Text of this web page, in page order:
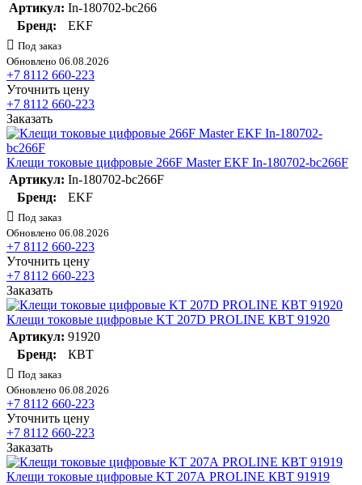
Артикул: In-180702-bc266
Бренд:
EKF
Под заказ
Обновлено 06.08.2026
+7 8112 660-223
Уточнить цену
+7 8112 660-223
Заказать
Клещи токовые цифровые 266F Master EKF In-180702-bc266F
Артикул: In-180702-bc266F
Бренд:
EKF
Под заказ
Обновлено 06.08.2026
+7 8112 660-223
Уточнить цену
+7 8112 660-223
Заказать
Клещи токовые цифровые KT 207D PROLINE КВТ 91920
Артикул: 91920
Бренд:
КВТ
Под заказ
Обновлено 06.08.2026
+7 8112 660-223
Уточнить цену
+7 8112 660-223
Заказать
Клещи токовые цифровые KT 207А PROLINE КВТ 91919